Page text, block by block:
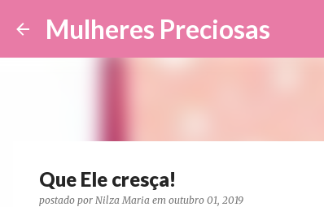
Mulheres Preciosas
Que Ele cresça!
postado por Nilza Maria em outubro 01, 2019